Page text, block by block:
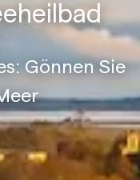
Gönnen Sie